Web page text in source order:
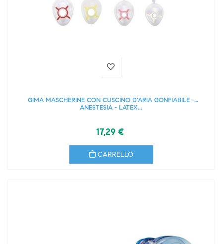
GIMA MASCHERINE CON CUSCINO D'ARIA GONFIABILE -
ANESTESIA - LATEX...
17,29 €
CARRELLO